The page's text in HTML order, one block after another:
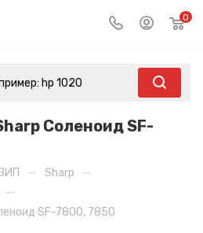
0
Соленоид SF-
— Sharp —
—
SF-7800, 7850